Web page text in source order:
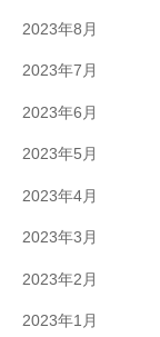
2023年8月
2023年7月
2023年6月
2023年5月
2023年4月
2023年3月
2023年2月
2023年1月